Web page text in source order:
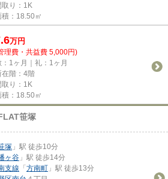
取り：1K
積：18.50㎡
万円
理費・共益費 5,000円)
：1ヶ月｜礼：1ヶ月
在階：4階
取り：1K
積：18.50㎡
笹塚
塚 」駅 徒歩10分
ヶ谷 」駅 徒歩14分
支線 「方南町 」駅 徒歩13分